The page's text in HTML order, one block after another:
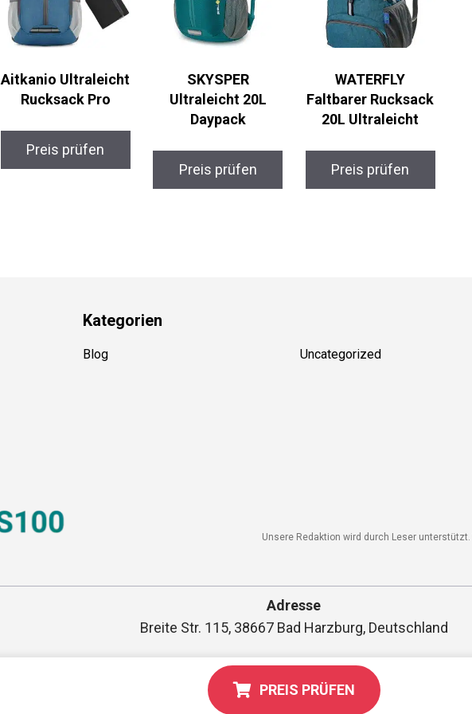
Aitkanio Ultraleicht
Rucksack Pro
Preis prüfen
SKYSPER
Ultraleicht 20L
Daypack
Preis prüfen
WATERFLY
Faltbarer Rucksack
20L Ultraleicht
Preis prüfen
PREIS PRÜFEN
Kategorien
Blog Uncategorized
Unsere Redaktion wird durch Leser
Adresse
Breite Str. 115, 38667 Bad Harzburg, Deutschland